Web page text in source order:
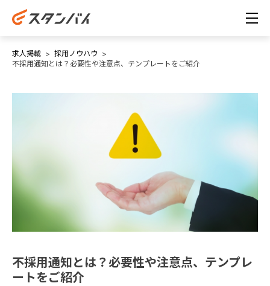
求人掲載
採用ノウハウ
不採用通知とは？必要性や注意点、テンプレートをご紹介
不採用通知とは？必要性や注意点、テンプレ
ートをご紹介